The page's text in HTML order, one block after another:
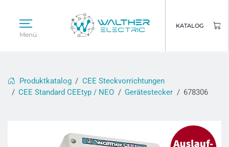
Menü
KATALOG
Produktkatalog
CEE Steckvorrichtungen
CEE Standard CEEtyp / NEO
Gerätestecker 678306